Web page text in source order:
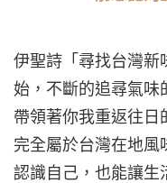
伊聖詩「尋找台灣新
始，不斷的追尋氣味
帶領著你我重返往日
完全屬於台灣在地風
認識自己，也能讓生